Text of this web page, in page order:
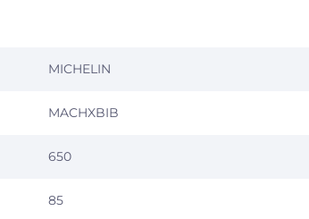
MICHELIN
MACHXBIB
650
85